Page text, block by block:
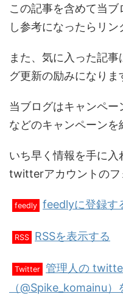
この記事を含めて当
し参考になったらリン
また、気に入った記
グ更新の励みになりま
当ブログはキャンペ
などのキャンペーンを
いち早く情報を手に入
twitterアカウントのフ
feedly feedlyに登録す
RSS RSSを表示する
Twitter 管理人の
（@Spike_komainu